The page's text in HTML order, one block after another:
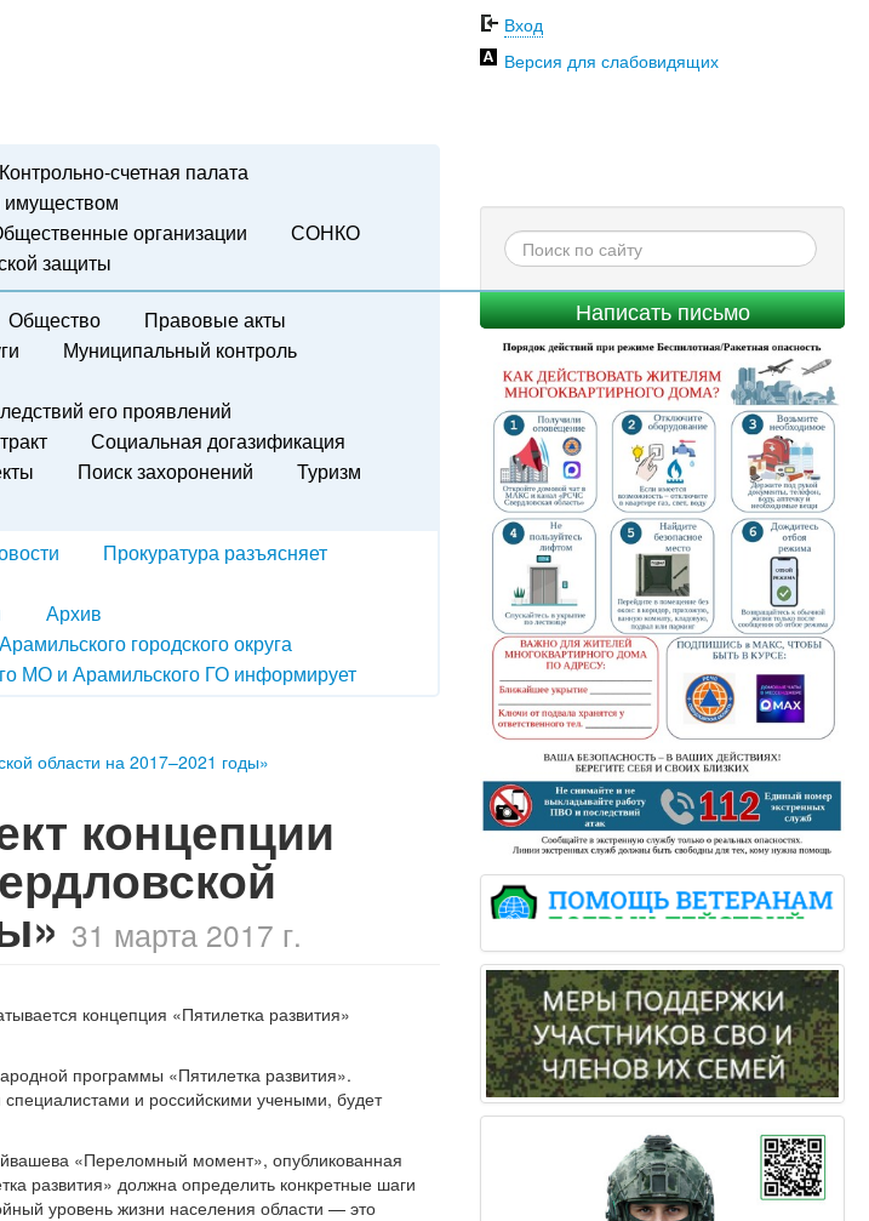
Контрольно-счетная палата
имуществом
организации
СОНКО
защиты
Вход
Версия для слабовидящих
Написать письмо
Общество
Правовые акты
Муниципальный контроль
его проявлений
Социальная догазификация
Поиск захоронений
Туризм
Прокуратура разъясняет
Архив
городского округа
МО и Арамильского ГО информирует
области на 2017–2021 годы»
концепции
31 марта 2017 г.
концепция «Пятилетка развития»
программы «Пятилетка развития».
и российскими учеными, будет
«Переломный момент», опубликованная
развития» должна определить конкретные шаги
уровень жизни населения области — это